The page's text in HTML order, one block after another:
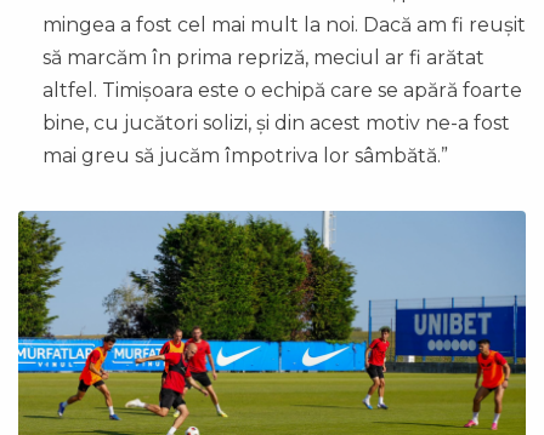
mingea a fost cel mai mult la noi. Dacă am fi reușit
să marcăm în prima repriză, meciul ar fi arătat
altfel. Timișoara este o echipă care se apără foarte
bine, cu jucători solizi, și din acest motiv ne-a fost
mai greu să jucăm împotriva lor sâmbătă.”